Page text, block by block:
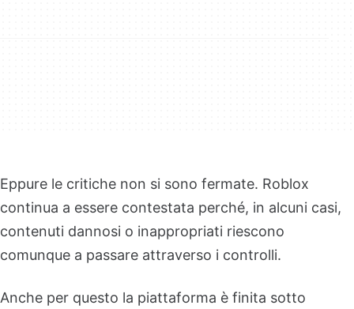
Eppure le critiche non si sono fermate. Roblox
continua a essere contestata perché, in alcuni casi,
contenuti dannosi o inappropriati riescono
comunque a passare attraverso i controlli.
Anche per questo la piattaforma è finita sotto